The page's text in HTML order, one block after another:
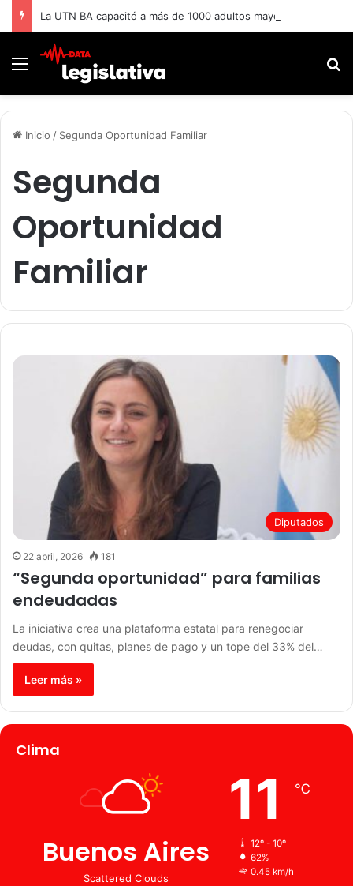
La UTN BA capacitó a más de 1000 adultos mayores.
Menú
Inicio / Segunda Oportunidad Familiar
Segunda
Oportunidad
Familiar
Diputados
22 abril, 2026 181
“Segunda oportunidad” para familias
endeudadas
La iniciativa crea una plataforma estatal para renegociar
deudas, con quitas, planes de pago y un tope del 33% del…
Leer más »
Clima
Buenos Aires
Scattered Clouds
11 ℃
12º - 10º
62%
0.45 km/h